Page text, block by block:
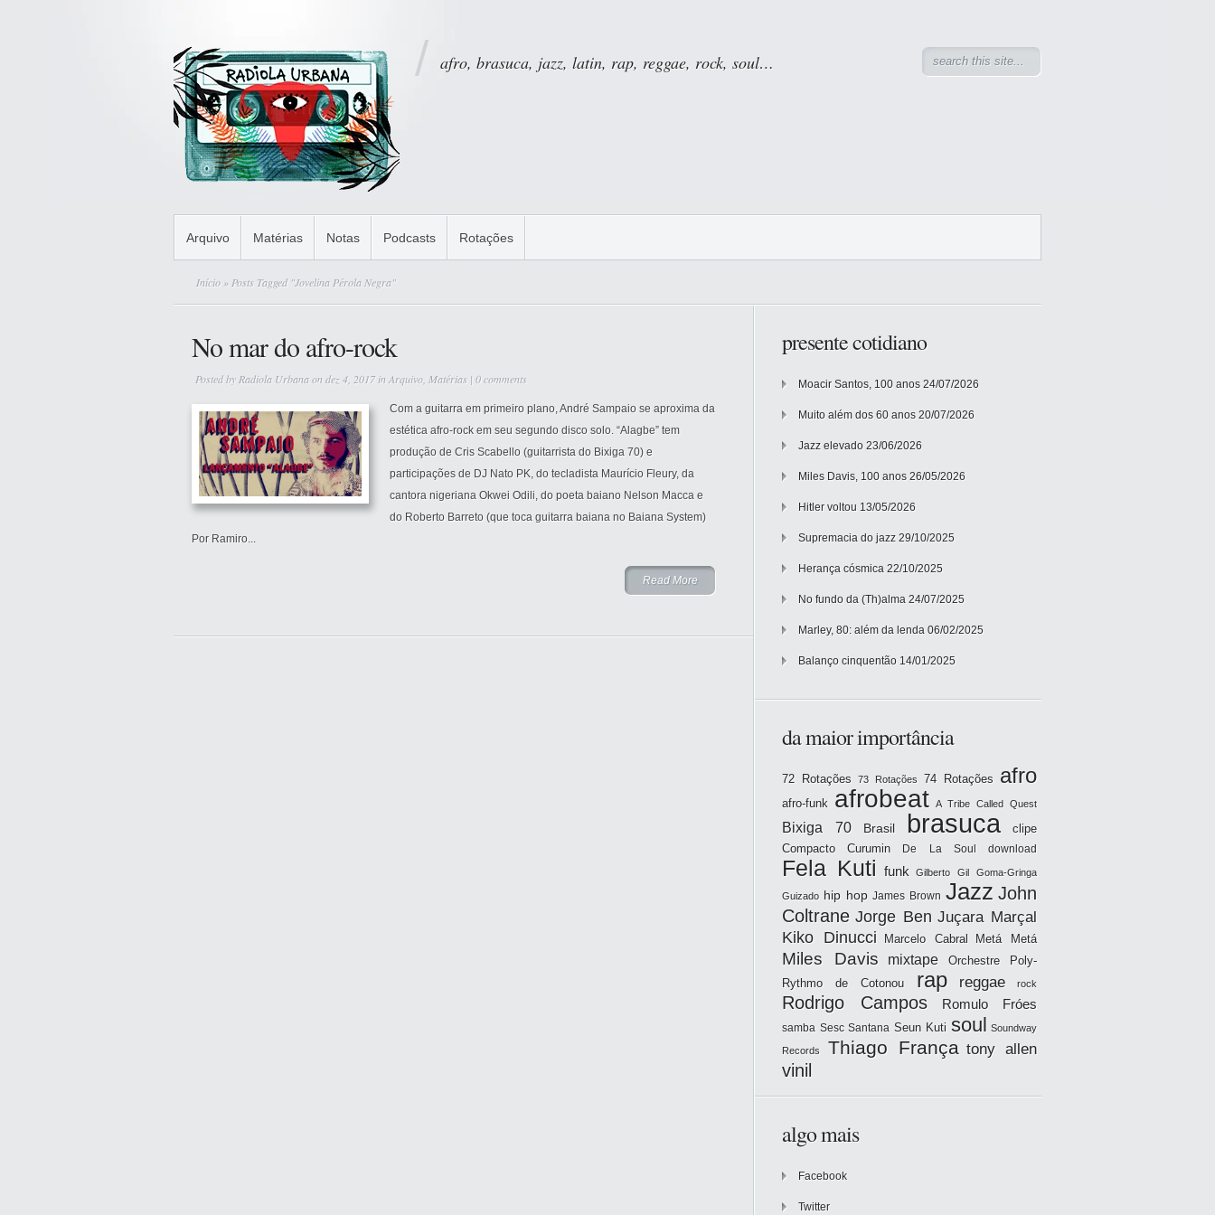
afro, brasuca, jazz, latin, rap, reggae, rock, soul…
Arquivo Matérias Notas Podcasts Rotações
Início » Posts Tagged "Jovelina Pérola Negra"
No mar do afro-rock
Posted by Radiola Urbanaon dez 4, 2017 inArquivo Matérias | 0 comments
Com a guitarra em primeiro plano, André Sampaio se aproxima da
estética afro-rock em seu segundo disco solo. “Alagbe” tem
produção de Cris Scabello (guitarrista do Bixiga 70) e
participações de DJ Nato PK, do tecladista Maurício Fleury, da
cantora nigeriana Okwei Odili, do poeta baiano Nelson Macca e
do Roberto Barreto (que toca guitarra baiana no Baiana System)
Por Ramiro...
Read More
presente cotidiano
Moacir Santos, 100 anos 24/07/2026
Muito além dos 60 anos 20/07/2026
Jazz elevado 23/06/2026
Miles Davis, 100 anos 26/05/2026
Hitler voltou 13/05/2026
Supremacia do jazz 29/10/2025
Herança cósmica 22/10/2025
No fundo da (Th)alma 24/07/2025
Marley, 80: além da lenda 06/02/2025
Balanço cinquentão 14/01/2025
da maior importância
72 Rotações 73 Rotações 74 Rotações afro
afro-funk afrobeat A Tribe Called Quest
Bixiga 70 Brasil brasuca
clipe
Compacto
Curumin De La Soul download
Fela Kuti funk Gilberto Gil Goma-Gringa
Guizado hip hop James Brown Jazz John
Coltrane Jorge Ben Juçara Marçal
Kiko Dinucci Marcelo Cabral Metá Metá
Miles Davis mixtape
Orchestre Poly-
Rythmo de Cotonou
rap reggae rock
Rodrigo Campos Romulo Fróes
samba Sesc Santana Seun Kuti soul Soundway
Records Thiago França tony allen
vinil
algo mais
Facebook
Twitter